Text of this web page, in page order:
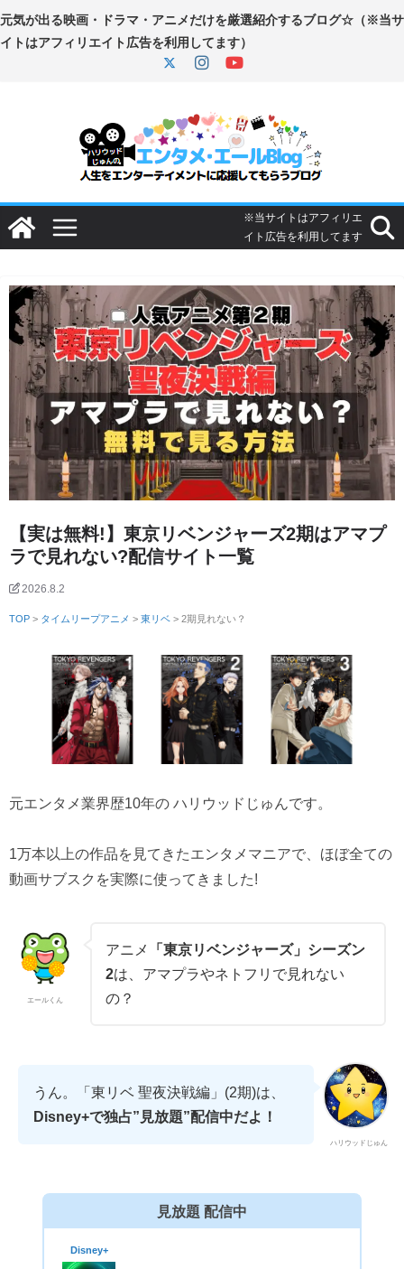
コ
ン
プ
【実は無料!】東京リベンジャーズ2期はアマプ
ラで見れない?配信サイト一覧
2026.8.2
TOP > タイムリープアニメ > 東リベ > 2期見れない？
元エンタメ業界歴10年の ハリウッドじゅんです。
1万本以上の作品を見てきたエンタメマニアで、ほぼ全ての
動画サブスクを実際に使ってきました!
エールくん
アニメ
「東京リベンジャーズ」シーズン
2は、アマプラやネトフリで見れない
の？
ハリウッドじゅん
うん。「東リベ 聖夜決戦編」(2期)は、
Disney+で独占”見放題”配信中だよ！
見放題 配信中
Disney+